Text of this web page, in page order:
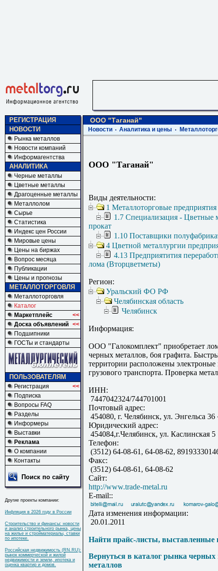
РЕГИСТРАЦИЯ
НОВОСТИ
Рынка металлов
Новости компаний
Информагентства
АНАЛИТИКА
Черные металлы
Цветные металлы
Драгоценные металлы
Металлолом
Сырье
Статистика
Индекс цен России
Мировые цены
Цены на биржах
Вопрос месяца
Публикации
Цены и прогнозы
МЕТАЛЛОТОРГОВЛЯ
Металлоторговля
Каталог
Маркетплейс
<<
Доска объявлений <<
Подшипники
ГОСТы и стандарты
ПОЛЬЗОВАТЕЛЯМ
Регистрация
<<
Подписка
Вопросы FAQ
Разделы
Информеры
Выставки
Реклама
О компании
Контакты
Поиск по сайту
Другие проекты компании:
Инфляция в 2026 году в России
Строительство и финансы: новости
и анализ строительного рынка, цены
на жилье и стройматериалы, ставки
по ипотеке.
Российская недвижимость (RN.RU):
рынок коммерческой и жилой
недвижимости и земли, ипотека и
оценка квартир и домов.
ООО "Таганай"
Новости Аналитика и цены
ООО "Таганай"
Виды деятельности:
1 Металлоторговые
1.7 Специализация - Цветные
прокат
1.10 Поставщики
4 Цветной металлургии
4.13 Предприятития
лома (Вторцветметы)
Регион:
Уральский ФО РФ
Челябинская область
Челябинск
Информация:
ООО "Галокомплект" приобретает
черных металлов, боя графита.
территории расположены электроные
грузового транспорта. Проверка
ИНН:
7447042324/744701001
Почтовый адрес:
454080, г. Челябинск, ул. Энгельса 36
Юридический адрес:
454084,г.Челябинск, ул. Каслинская 5
Телефон:
(3512) 64-08-61, 64-08-62,
Факс:
(3512) 64-08-61, 64-08-62
Сайт:
http://www.trade-metal.ru
E-mail::
Дата изменения информации:
20.01.2011
Найти прайс-листы, выставленные
Вернуться в каталог рынка
металлов